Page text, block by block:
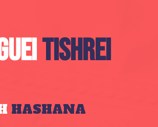
TISHREI
HASHANA